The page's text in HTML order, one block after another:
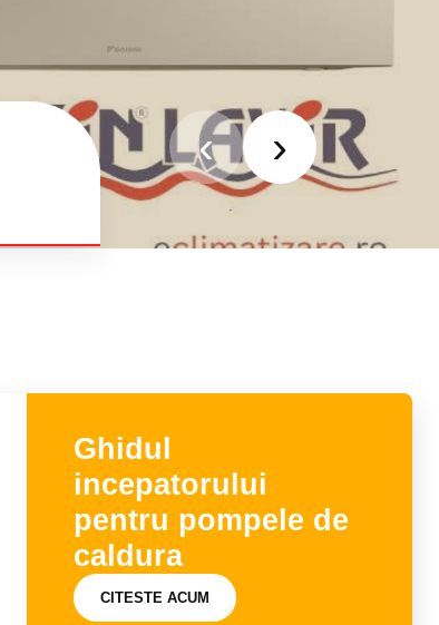
‹ ›
Ghidul
incepatorului
pentru pompele de
caldura
CITESTE ACUM